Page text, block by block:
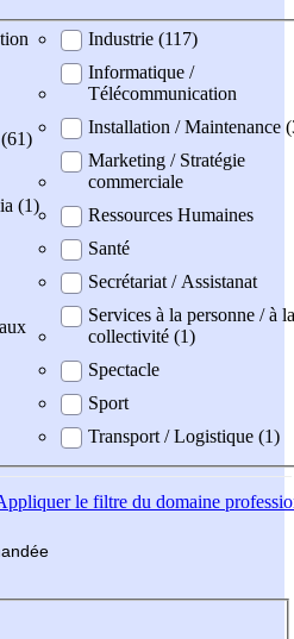
(1)
Industrie (117)
Informatique /
Télécommunication
Installation / Maintenance
Marketing / Stratégie
commerciale
Ressources Humaines
Santé
Secrétariat / Assistanat
Services à la personne / à la
collectivité (1)
Spectacle
Sport
Transport / Logistique (1)
le filtre du domaine